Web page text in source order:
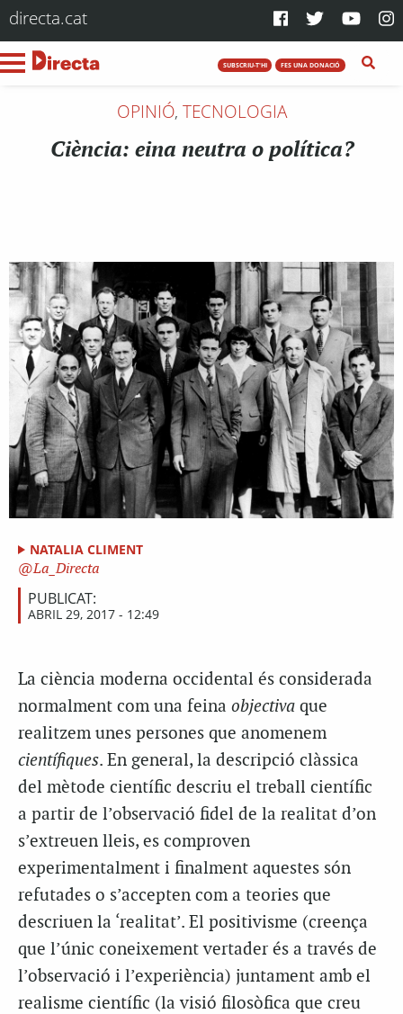
directa.cat
SUBSCRIU-T'HI FES UNA DONACIÓ
OPINIÓ, TECNOLOGIA
Ciència: eina neutra o política?
NATALIA CLIMENT
La_Directa
PUBLICAT:
ABRIL 29, 2017 - 12:49
La ciència moderna occidental és considerada
normalment com una feina objectiva que
realitzem unes persones que anomenem
científiques. En general, la descripció clàssica
del mètode científic descriu el treball científic
a partir de l’observació fidel de la realitat d’on
s’extreuen lleis, es comproven
experimentalment i finalment aquestes són
refutades o s’accepten com a teories que
descriuen la ‘realitat’. El positivisme (creença
que l’únic coneixement vertader és a través de
l’observació i l’experiència) juntament amb el
realisme científic (la visió filosòfica que creu